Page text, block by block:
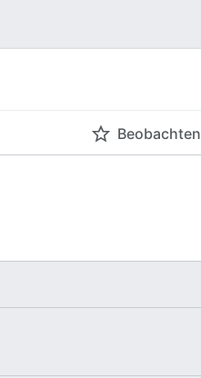
Beobachten